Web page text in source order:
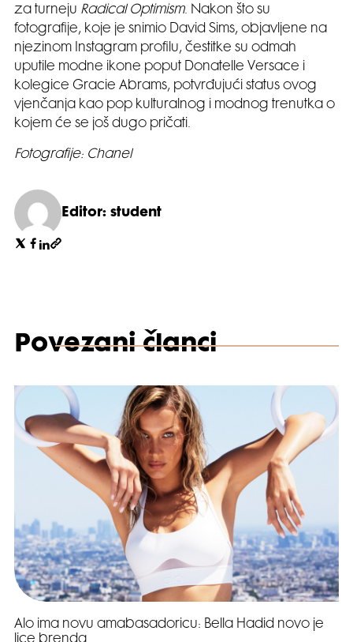
za turneju Radical Optimism. Nakon što su
fotografije, koje je snimio David Sims, objavljene na
njezinom Instagram profilu, čestitke su odmah
uputile modne ikone poput Donatelle Versace i
kolegice Gracie Abrams, potvrđujući status ovog
vjenčanja kao pop kulturalnog i modnog trenutka o
kojem će se još dugo pričati.
Fotografije: Chanel
Editor: student
Povezani članci
Alo ima novu amabasadoricu: Bella Hadid novo je